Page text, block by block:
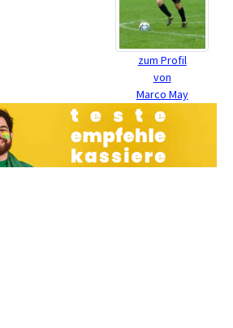
zum Profil
von
Marco May